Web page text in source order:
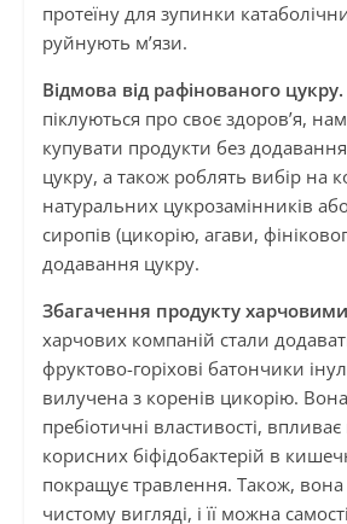
протеїну для зупинки
руйнують м’язи.
Відмова від рафінованого цукру.
піклуються про своє здоров’я,
купувати продукти без
цукру, а також роблять вибір на
натуральних цукрозамінників
сиропів (цикорію, агави,
додавання цукру.
Збагачення продукту
харчових компаній стали
фруктово-горіхові батончики
вилучена з коренів цикорію.
пребіотичні властивості,
корисних біфідобактерій в
покращує травлення. Також, вона
чистому вигляді, і її можна